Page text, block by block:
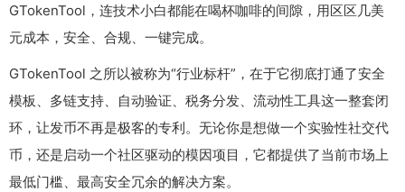
GTokenTool，连技术小白都能在喝杯咖啡的间隙，用区区几美
元成本，安全、合规、一键完成。
GTokenTool 之所以被称为“行业标杆”，在于它彻底打通了安全
模板、多链支持、自动验证、税务分发、流动性工具这一整套闭
环，让发币不再是极客的专利。无论你是想做一个实验性社交代
币，还是启动一个社区驱动的模因项目，它都提供了当前市场上
最低门槛、最高安全冗余的解决方案。